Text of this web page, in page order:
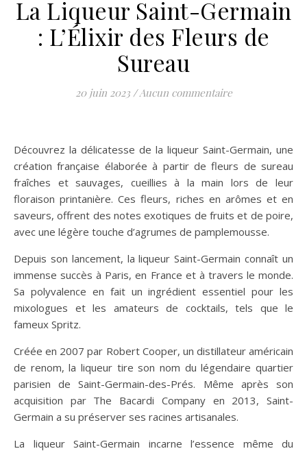
La Liqueur Saint-Germain
: L’Élixir des Fleurs de
Sureau
20 juin 2023 / Aucun commentaire
Découvrez la délicatesse de la liqueur Saint-Germain, une
création française élaborée à partir de fleurs de sureau
fraîches et sauvages, cueillies à la main lors de leur
floraison printanière. Ces fleurs, riches en arômes et en
saveurs, offrent des notes exotiques de fruits et de poire,
avec une légère touche d’agrumes de pamplemousse.
Depuis son lancement, la liqueur Saint-Germain connaît un
immense succès à Paris, en France et à travers le monde.
Sa polyvalence en fait un ingrédient essentiel pour les
mixologues et les amateurs de cocktails, tels que le
fameux Spritz.
Créée en 2007 par Robert Cooper, un distillateur américain
de renom, la liqueur tire son nom du légendaire quartier
parisien de Saint-Germain-des-Prés. Même après son
acquisition par The Bacardi Company en 2013, Saint-
Germain a su préserver ses racines artisanales.
La liqueur Saint-Germain incarne l’essence même du